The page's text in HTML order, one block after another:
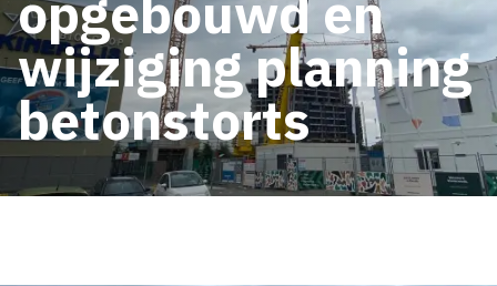
wijziging planning
betonstorts